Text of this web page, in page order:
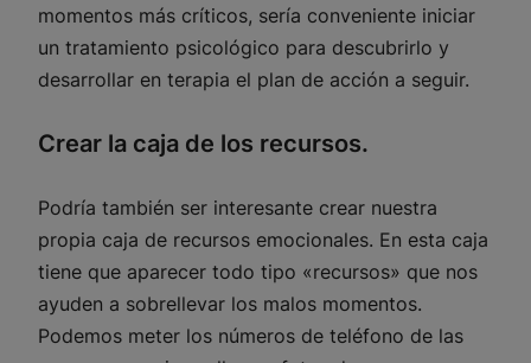
momentos más críticos, sería conveniente iniciar
un tratamiento psicológico para descubrirlo y
desarrollar en terapia el plan de acción a seguir.
Crear la caja de los recursos.
Podría también ser interesante crear nuestra
propia caja de recursos emocionales. En esta caja
tiene que aparecer todo tipo «recursos» que nos
ayuden a sobrellevar los malos momentos.
Podemos meter los números de teléfono de las